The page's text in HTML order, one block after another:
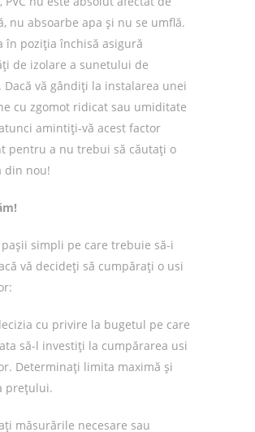
nu absoarbe apa și nu se umflă.
în poziția închisă asigură
de izolare a sunetului de
Dacă vă gândiți la instalarea unei
cu zgomot ridicat sau umiditate
amintiți-vă acest factor
pentru a nu trebui să căutați o
din nou!
simpli pe care trebuie să-i
vă decideți să cumpărați o usi
cu privire la bugetul pe care
să-l investiți la cumpărarea usi
Determinați limita maximă și
prețului.
măsurările necesare sau